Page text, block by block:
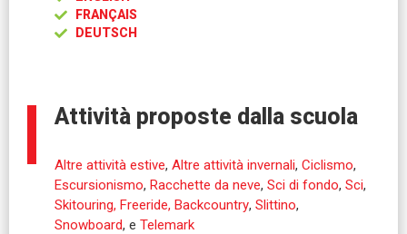
FRANÇAIS
DEUTSCH
Attività proposte dalla scuola
Altre attività estive, Altre attività invernali, Ciclismo,
Escursionismo, Racchette da neve, Sci di fondo, Sci,
Skitouring, Freeride, Backcountry, Slittino,
Snowboard, e Telemark